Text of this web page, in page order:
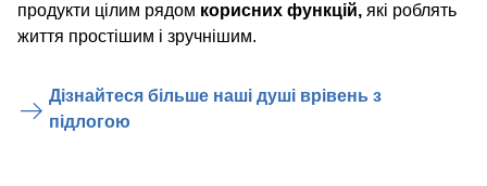
продукти цілим рядом корисних функцій, які роблять
життя простішим і зручнішим.
Дізнайтеся більше наші душі врівень з
підлогою